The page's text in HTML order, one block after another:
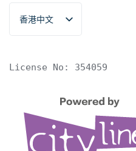
香港中文
English
License No: 354059